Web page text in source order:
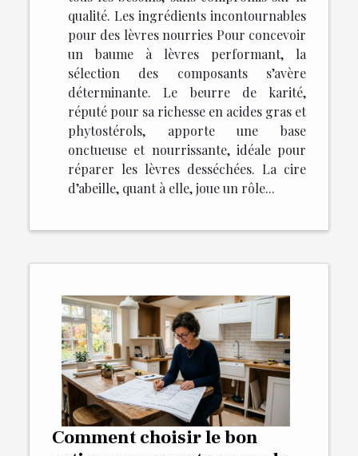
qualité. Les ingrédients incontournables
pour des lèvres nourries Pour concevoir
un baume à lèvres performant, la
sélection des composants s’avère
déterminante. Le beurre de karité,
réputé pour sa richesse en acides gras et
phytostérols, apporte une base
onctueuse et nourrissante, idéale pour
réparer les lèvres desséchées. La cire
d’abeille, quant à elle, joue un rôle...
Comment choisir le bon